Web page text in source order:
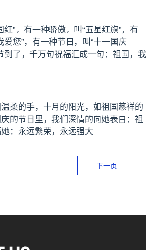
红”，有一种骄傲，叫“五星红旗”，有
爱您”，有一种节日，叫“十一国庆
到了，千万句祝福汇成一句：祖国，我
柔的手，十月的阳光，如祖国慈祥的
的节日里，我们深情的向她表白：祖
：永远繁荣，永远强大
下一页